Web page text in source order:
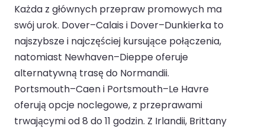
Każda z głównych przepraw promowych ma
swój urok. Dover–Calais i Dover–Dunkierka to
najszybsze i najczęściej kursujące połączenia,
natomiast Newhaven–Dieppe oferuje
alternatywną trasę do Normandii.
Portsmouth–Caen i Portsmouth–Le Havre
oferują opcje noclegowe, z przeprawami
trwającymi od 8 do 11 godzin. Z Irlandii, Brittany